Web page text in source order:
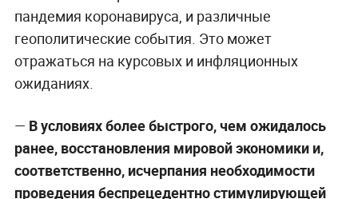
оценивать целесообразность дальнейшего
повышения ключевой ставки. Решения будут
приниматься с учётом фактической и
ожидаемой динамики инфляции, а также
внешних условий и реакции на них финансовых
рынков.
Большое значение будет иметь и